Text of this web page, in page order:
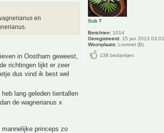
en
in Oostham geweest,
richtingen lijkt er zeer
dus vind ik best wel
lang geleden tientallen
de wagnerianus x
princeps zo
Sub T
Berichten: 1014
Geregistreerd: 15 jan 2013 03:01
Woonplaats: Lommel (B)
138 bedankjes